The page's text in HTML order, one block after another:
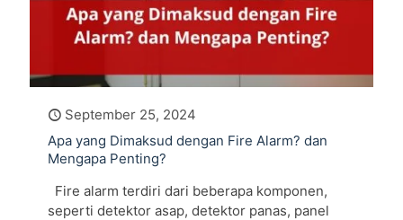
September 25, 2024
Apa yang Dimaksud dengan Fire Alarm? dan
Mengapa Penting?
Fire alarm terdiri dari beberapa komponen,
seperti detektor asap, detektor panas, panel